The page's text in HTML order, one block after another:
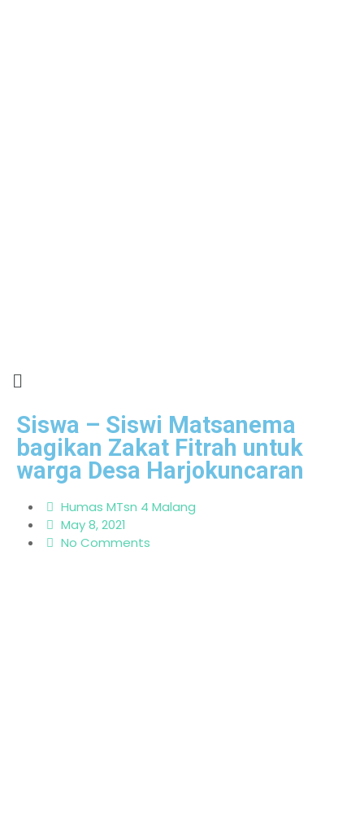
Siswa – Siswi Matsanema
bagikan Zakat Fitrah untuk
warga Desa Harjokuncaran
Humas MTsn 4 Malang
May 8, 2021
No Comments